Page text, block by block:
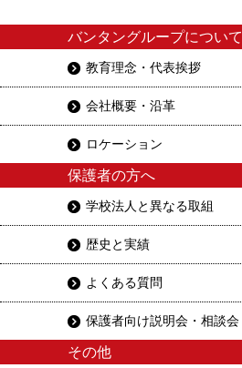
バンタングループについて
教育理念・代表挨拶
会社概要・沿革
ロケーション
保護者の方へ
学校法人と異なる取組
歴史と実績
よくある質問
保護者向け説明会・相談会
その他